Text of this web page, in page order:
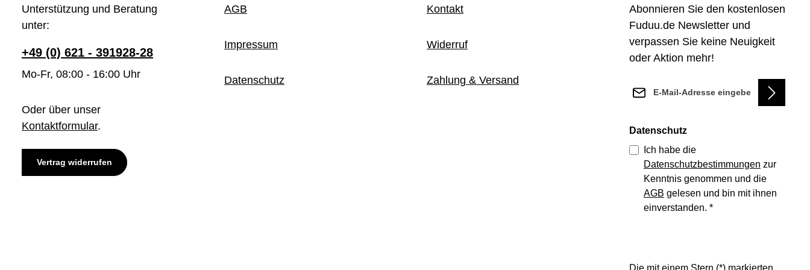
Unterstützung und Beratung
unter:
+49 (0) 621 - 391928-28
Mo-Fr, 08:00 - 16:00 Uhr
Oder über unser
Kontaktformular.
Vertrag widerrufen
AGB
Impressum
Datenschutz
Kontakt
Widerruf
Zahlung & Versand
Abonnieren Sie den kostenlosen
Fuduu.de Newsletter und
verpassen Sie keine Neuigkeit
oder Aktion mehr!
Datenschutz
Ich habe die
Datenschutzbestimmungen zur
Kenntnis genommen und die
AGB gelesen und bin mit ihnen
einverstanden. *
Die mit einem Stern (*) markierten